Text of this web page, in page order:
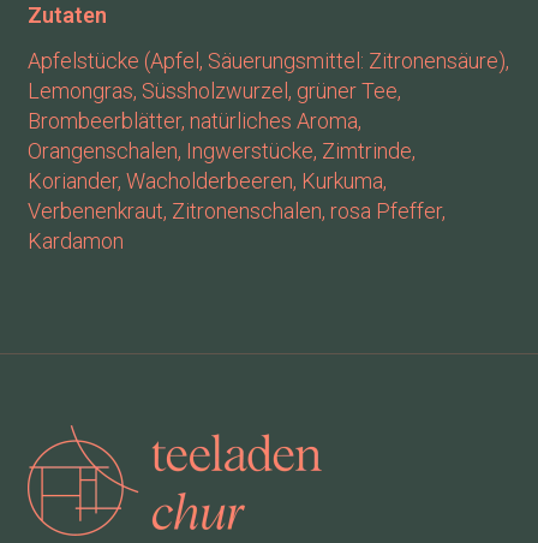
Zutaten
Apfelstücke (Apfel, Säuerungsmittel: Zitronensäure),
Lemongras, Süssholzwurzel, grüner Tee,
Brombeerblätter, natürliches Aroma,
Orangenschalen, Ingwerstücke, Zimtrinde,
Koriander, Wacholderbeeren, Kurkuma,
Verbenenkraut, Zitronenschalen, rosa Pfeffer,
Kardamon